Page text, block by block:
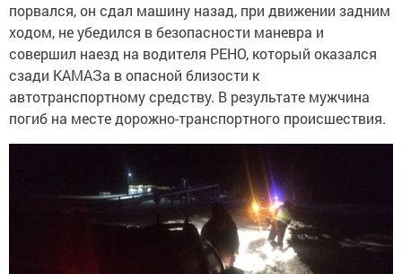
порвался, он сдал машину назад, при движении задним
ходом, не убедился в безопасности маневра и
совершил наезд на водителя РЕНО, который оказался
сзади КАМАЗа в опасной близости к
автотранспортному средству. В результате мужчина
погиб на месте дорожно-транспортного происшествия.